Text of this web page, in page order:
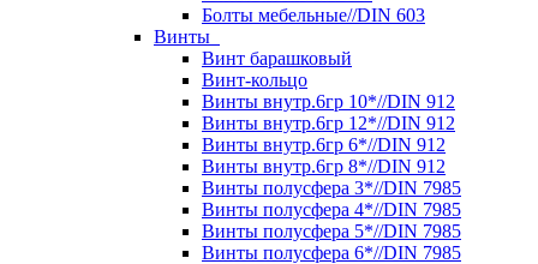
Болты мебельные//DIN 603
Винты
Винт барашковый
Винт-кольцо
Винты внутр.6гр 10*//DIN 912
Винты внутр.6гр 12*//DIN 912
Винты внутр.6гр 6*//DIN 912
Винты внутр.6гр 8*//DIN 912
Винты полусфера 3*//DIN 7985
Винты полусфера 4*//DIN 7985
Винты полусфера 5*//DIN 7985
Винты полусфера 6*//DIN 7985